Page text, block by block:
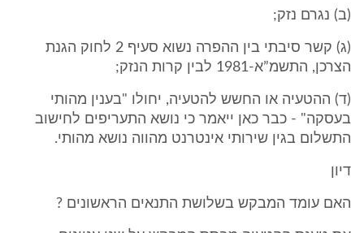
(ב) נגרם נזק;
(ג) קשר סיבתי בין ההפרה נשוא סעיף 2 לחוק הגנת
הצרכן, התשמ”א-1981 לבין קרות הנזק;
(ד) ההטעיה או החשש להטעיה, יחולו "בענין מהותי
בעסקה" - כבר כאן ייאמר כי נושא התעריפים לחישוב
התשלום בגין שירותי אינטרנט מהווה נושא מהותי.
דיון
האם עומד המבקש בשלושת התנאים הראשונים ?